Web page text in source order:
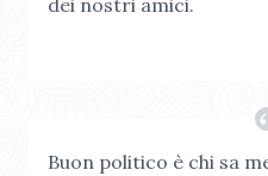
dei nostri amici.
Buon politico è chi sa